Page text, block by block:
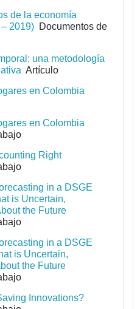
de la economía
2019) Documentos de
una metodología
Artículo
en Colombia
en Colombia
Right
in a DSGE
is Uncertain,
the Future
in a DSGE
is Uncertain,
the Future
Innovations?